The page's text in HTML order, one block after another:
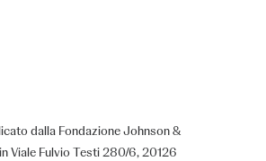
dalla Fondazione Johnson &
Viale Fulvio Testi 280/6, 20126